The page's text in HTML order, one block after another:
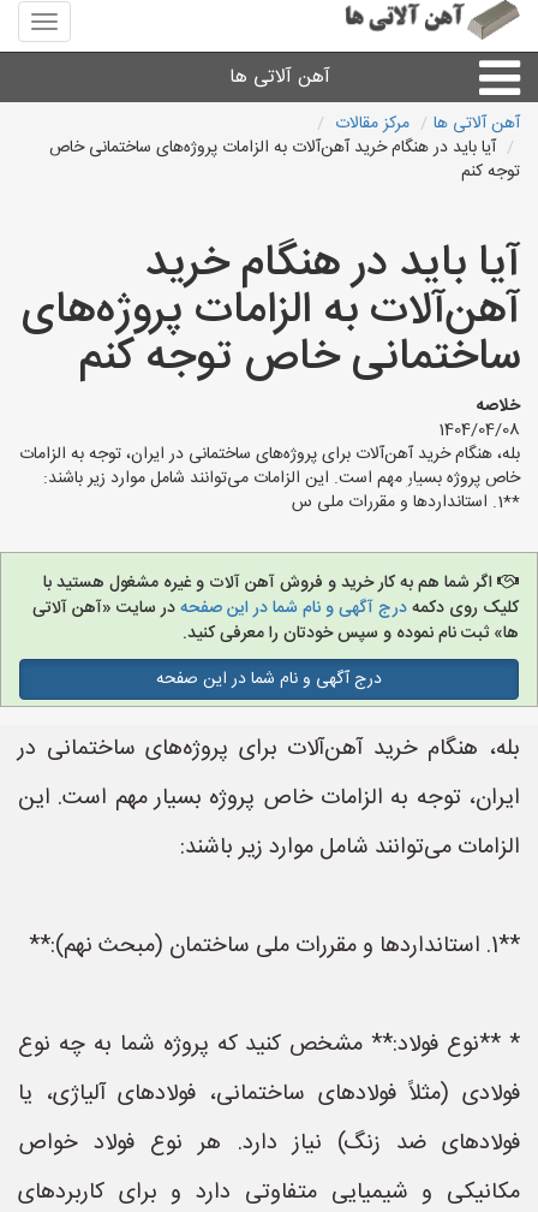
منوی
سایت
آلاتی
آهن آلاتی ها
میلگرد نبشی،مفتول
لوله و اتصالات
سایر آهن آلات
آهن آلاتی های شهرها
آهن آلاتی ها
مرکز مقالات
آیا باید در هنگام خرید آهن‌آلات به الزامات پروژه‌های ساختمانی خاص
توجه کنم
آیا باید در هنگام خرید
آهن‌آلات به الزامات پروژه‌های
ساختمانی خاص توجه کنم
خلاصه
1404/04/08
بله، هنگام خرید آهن‌آلات برای پروژه‌های ساختمانی در ایران، توجه به الزامات
خاص پروژه بسیار مهم است. این الزامات می‌توانند شامل موارد زیر باشند:
**1. استانداردها و مقررات ملی س
اگر شما هم به کار خرید و فروش آهن آلات و غیره مشغول هستید با
کلیک روی دکمهدرج آگهی و نام شما در این صفحهدر سایت «آهن آلاتی
ها» ثبت نام نموده و سپس خودتان را معرفی کنید.
درج آگهی و نام شما در این صفحه
بله، هنگام خرید آهن‌آلات برای پروژه‌های ساختمانی در
ایران، توجه به الزامات خاص پروژه بسیار مهم است. این
الزامات می‌توانند شامل موارد زیر باشند:
**1. استانداردها و مقررات ملی ساختمان (مبحث نهم):**
* **نوع فولاد:** مشخص کنید که پروژه شما به چه نوع
فولادی (مثلاً فولادهای ساختمانی، فولادهای آلیاژی، یا
فولادهای ضد زنگ) نیاز دارد. هر نوع فولاد خواص
مکانیکی و شیمیایی متفاوتی دارد و برای کاربردهای